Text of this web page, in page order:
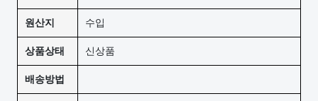
원산지 수입
상품상태 신상품
배송방법